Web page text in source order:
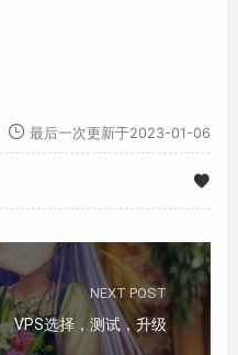
最后一次更新于2023-01-06
NEXT POST
VPS选择，测试，升级